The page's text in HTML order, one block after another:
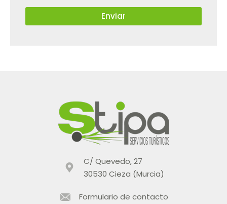
C/ Quevedo, 27
30530 Cieza (Murcia)
Formulario de contacto